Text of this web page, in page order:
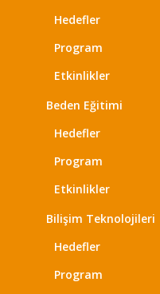
Hedefler
Program
Etkinlikler
Beden Eğitimi
Hedefler
Program
Etkinlikler
Bilişim Teknolojileri
Hedefler
Program